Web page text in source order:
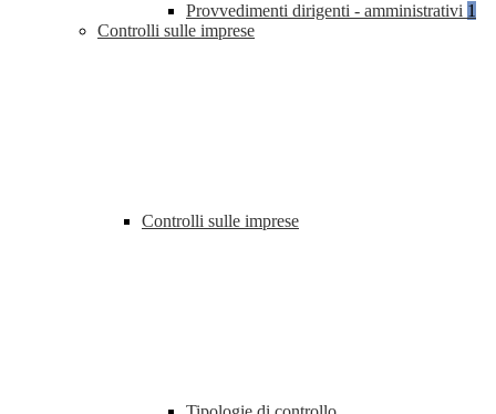
Provvedimenti dirigenti - amministrativi 1
Controlli sulle imprese
Controlli sulle imprese